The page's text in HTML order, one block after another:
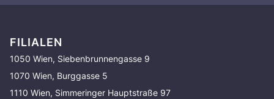
FILIALEN
1050 Wien, Siebenbrunnengasse 9
1070 Wien, Burggasse 5
1110 Wien, Simmeringer Hauptstraße 97